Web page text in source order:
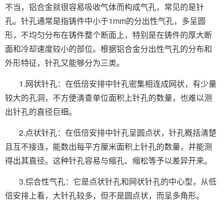
不当，铝合金就很容易吸收气体而构成气孔，常见的是针
孔。针孔通常是指铸件中小于1mm的分出性气孔，多呈圆
形，不均匀分布在铸件整个断面上，特别是在铸件的厚大断
面和冷却速度较小的部位。根据铝合金分出性气孔的分布和
外形特征，针孔又能够分为三类。
1.网状针孔：在低倍安排中针孔密集相连成网状，有少量
较大的孔洞，不方便清查单位面积上针孔的数量，也难以测
出针孔的直径巨细。
2.点状针孔：在低倍安排中针孔呈圆点状，针孔概括清楚
且互不接连，能数出每平方厘米面积上针孔的数量，并能测
得出其直径。这种针孔容易与缩孔、缩松等予以差异开来。
3.综合性气孔：它是点状针孔和网状针孔的中心型，从低
倍安排上看，大针孔较多，但不是圆点状，而呈多角形。